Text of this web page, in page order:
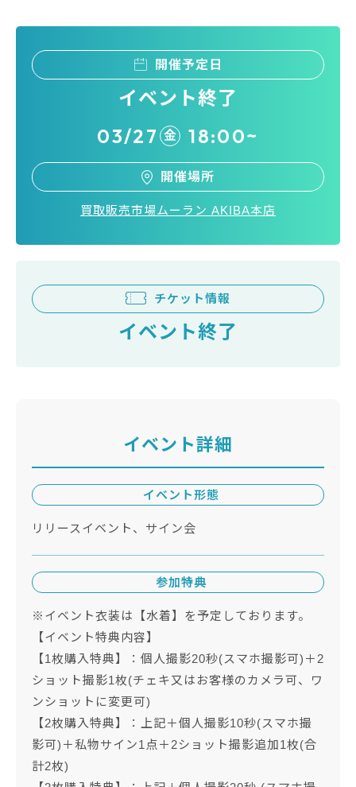
開催予定日
イベント終了
03/27 金 18:00~
開催場所
買取販売市場ムーラン AKIBA本店
チケット情報
イベント終了
イベント詳細
イベント形態
リリースイベント、サイン会
参加特典
※イベント衣装は【水着】を予定しております。
【イベント特典内容】
【1枚購入特典】：個人撮影20秒(スマホ撮影可)＋2
ショット撮影1枚(チェキ又はお客様のカメラ可、ワ
ンショットに変更可)
【2枚購入特典】：上記＋個人撮影10秒(スマホ撮
影可)＋私物サイン1点＋2ショット撮影追加1枚(合
計2枚)